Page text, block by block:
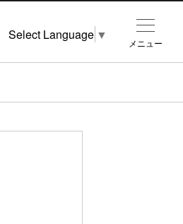
メニュー
Select Language ▼